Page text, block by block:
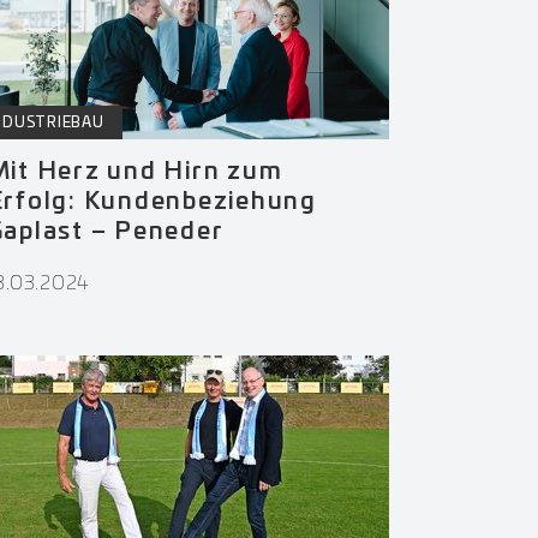
Herz und Hirn zum
Kundenbeziehung
– Peneder